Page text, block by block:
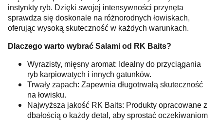
instynkty ryb. Dzięki swojej intensywności przynęta
sprawdza się doskonale na różnorodnych łowiskach,
oferując wysoką skuteczność w każdych warunkach.
Dlaczego warto wybrać Salami od RK Baits?
Wyrazisty, mięsny aromat: Idealny do przyciągania
ryb karpiowatych i innych gatunków.
Trwały zapach: Zapewnia długotrwałą skuteczność
na łowisku.
Najwyższa jakość RK Baits: Produkty opracowane z
dbałością o każdy detal, aby sprostać oczekiwaniom